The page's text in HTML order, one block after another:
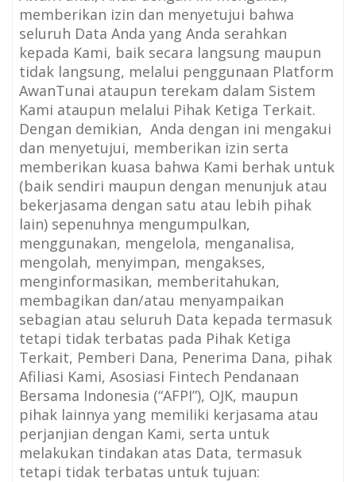
memberikan izin dan menyetujui bahwa
seluruh Data Anda yang Anda serahkan
kepada Kami, baik secara langsung maupun
tidak langsung, melalui penggunaan Platform
AwanTunai ataupun terekam dalam Sistem
Kami ataupun melalui Pihak Ketiga Terkait.
Dengan demikian, Anda dengan ini mengakui
dan menyetujui, memberikan izin serta
memberikan kuasa bahwa Kami berhak untuk
(baik sendiri maupun dengan menunjuk atau
bekerjasama dengan satu atau lebih pihak
lain) sepenuhnya mengumpulkan,
menggunakan, mengelola, menganalisa,
mengolah, menyimpan, mengakses,
menginformasikan, memberitahukan,
membagikan dan/atau menyampaikan
sebagian atau seluruh Data kepada termasuk
tetapi tidak terbatas pada Pihak Ketiga
Terkait, Pemberi Dana, Penerima Dana, pihak
Afiliasi Kami, Asosiasi Fintech Pendanaan
Bersama Indonesia (“AFPI”), OJK, maupun
pihak lainnya yang memiliki kerjasama atau
perjanjian dengan Kami, serta untuk
melakukan tindakan atas Data, termasuk
tetapi tidak terbatas untuk tujuan: